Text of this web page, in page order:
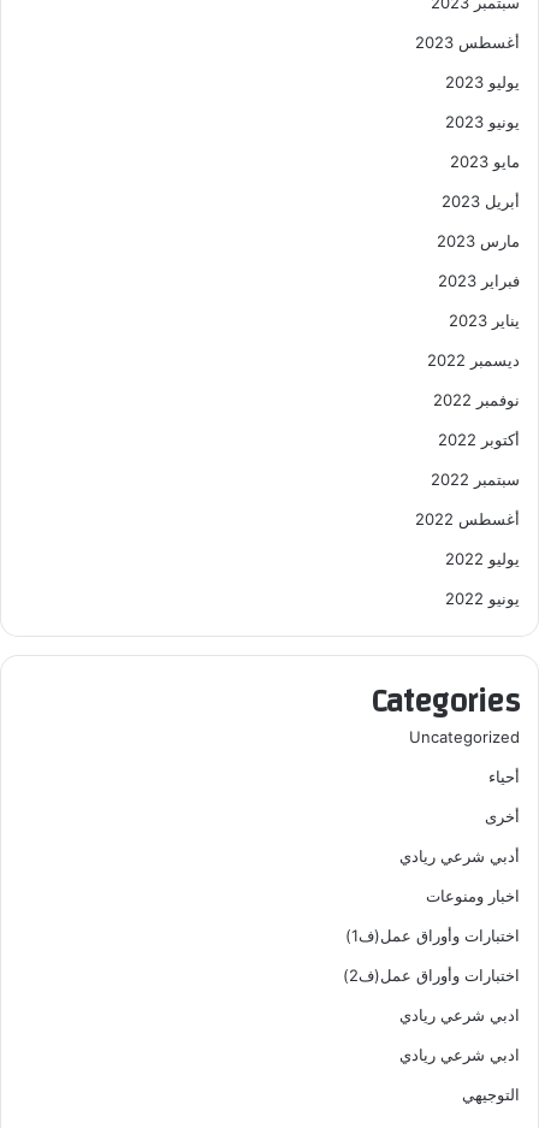
أغسطس 2023
يوليو 2023
يونيو 2023
مايو 2023
أبريل 2023
مارس 2023
فبراير 2023
يناير 2023
ديسمبر 2022
نوفمبر 2022
أكتوبر 2022
سبتمبر 2022
أغسطس 2022
يوليو 2022
يونيو 2022
Categories
Uncategorized
أحياء
أخرى
أدبي شرعي ريادي
اخبار ومنوعات
اختبارات وأوراق عمل(ف1)
اختبارات وأوراق عمل(ف2)
ادبي شرعي ريادي
ادبي شرعي ريادي
التوجيهي